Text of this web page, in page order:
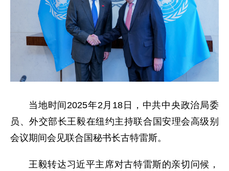
当地时间2025年2月18日，中共中央政治局委
员、外交部长王毅在纽约主持联合国安理会高级别
会议期间会见联合国秘书长古特雷斯。
王毅转达习近平主席对古特雷斯的亲切问候，